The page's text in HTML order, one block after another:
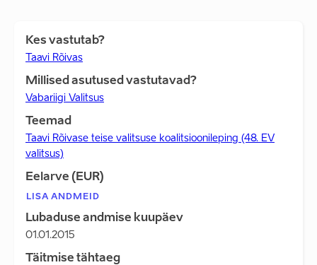
Kes vastutab?
Taavi Rõivas
Millised asutused vastutavad?
Vabariigi Valitsus
Teemad
Taavi Rõivase teise valitsuse koalitsioonileping (48. EV
valitsus)
Eelarve (EUR)
LISA ANDMEID
Lubaduse andmise kuupäev
01.01.2015
Täitmise tähtaeg